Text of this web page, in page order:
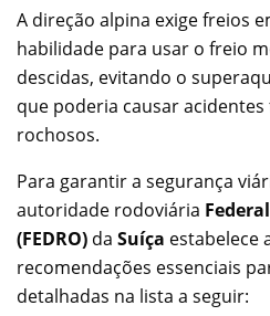
A direção alpina exige freios
habilidade para usar o freio
descidas, evitando o
que poderia causar
rochosos.
Para garantir a segurança
autoridade rodoviária
(FEDRO) da Suíça estabelece
recomendações essenciais
detalhadas na lista a seguir: